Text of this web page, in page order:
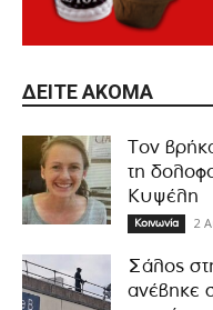
ΔΕΊΤΕ ΑΚΌΜΑ
Τον
τη
Κυψέλη
Κοινωνία 2
Σάλος
ανέβηκε